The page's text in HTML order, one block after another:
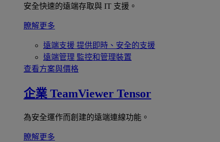
安全快速的遠端存取與 IT 支援。
瞭解更多
遠端支援 提供即時、安全的支援
遠端管理 監控和管理裝置
查看方案與價格
企業 TeamViewer Tensor
為安全運作而創建的遠端連線功能。
瞭解更多